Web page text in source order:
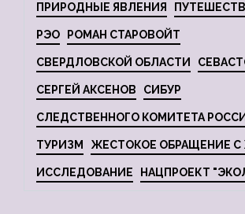
ПРИРОДНЫЕ ЯВЛЕНИЯ
РЭО РОМАН СТАРОВОЙТ
СВЕРДЛОВСКОЙ ОБЛАСТИ
СЕРГЕЙ АКСЕНОВ СИБУР
СЛЕДСТВЕННОГО КОМИТЕТА
ТУРИЗМ ЖЕСТОКОЕ ОБРАЩЕНИЕ
ИССЛЕДОВАНИЕ НАЦПРОЕКТ